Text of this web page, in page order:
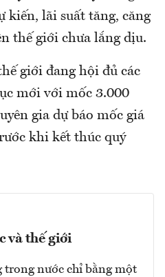
kiến, lãi suất tăng, căng
thế giới chưa lắng dịu.
giới đang hội đủ các
mới với mốc 3.000
gia dự báo mốc giá
khi kết thúc quý
và thế giới
trong nước chỉ bằng một